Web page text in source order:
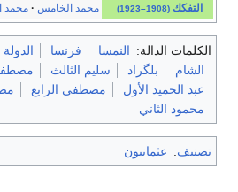
التفكك(1908–1923) محمد الخامس · محمد
الكلمات الدالة: النمسا فرنسا الدولة
الشام
بلگراد سليم الثالث
عبد الحميد الأول
مصطفى الرابع
محمود الثاني
تصنيف: عثمانيون